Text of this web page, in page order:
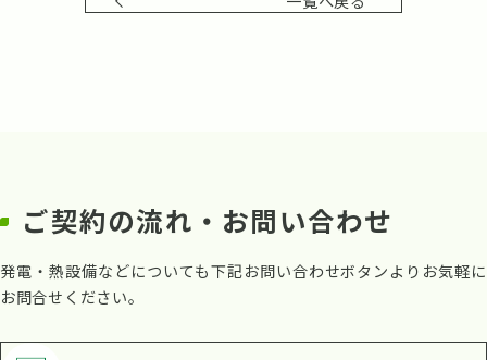
ご契約の流れ・お問い合わせ
発電・熱設備などについても下記お問い合わせボタンよりお気軽に
お問合せください。